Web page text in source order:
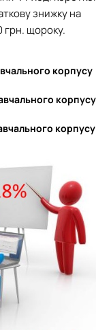
навичок жінок
у …
знижку на
грн. щороку.
корпусу
корпусу
корпусу